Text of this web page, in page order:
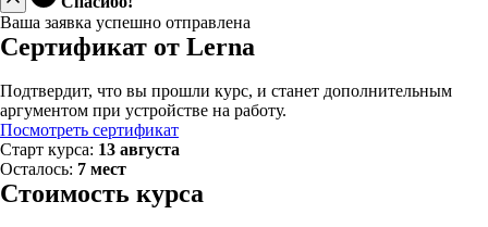
Ваша заявка успешно отправлена
Сертификат от Lerna
Подтвердит, что вы прошли курс, и станет дополнительным
аргументом при устройстве на работу.
Посмотреть сертификат
Старт курса: 13 августа
Осталось: 7 мест
Стоимость курса